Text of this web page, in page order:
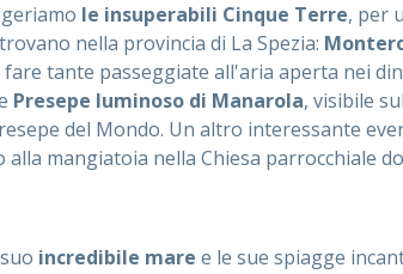
le insuperabili Cinque Terre, per
nella provincia di La Spezia:
tante passeggiate all'aria aperta nei
Presepe luminoso di Manarola, visibile
del Mondo. Un altro interessante
mangiatoia nella Chiesa parrocchiale
incredibile mare e le sue spiagge